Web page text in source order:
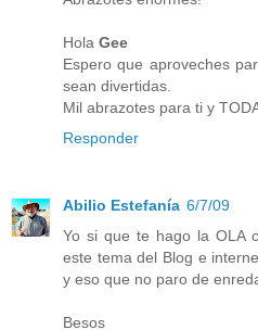
Hola Gee
Espero que aproveches
sean divertidas.
Mil abrazotes para ti y
Responder
Abilio Estefanía 6/7/09
Yo si que te hago la OLA
este tema del Blog e
y eso que no paro de
Besos